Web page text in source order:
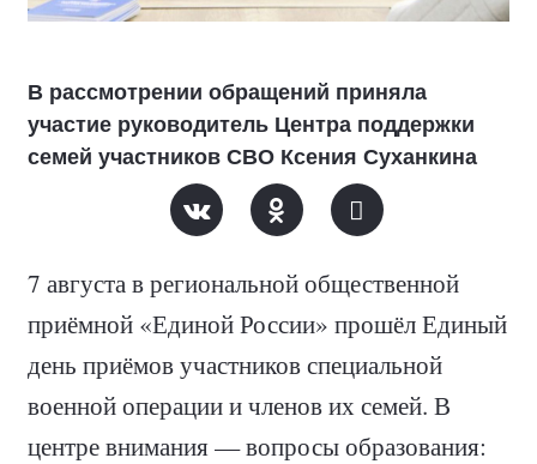
В рассмотрении обращений приняла
участие руководитель Центра поддержки
семей участников СВО Ксения Суханкина
7 августа в региональной общественной
приёмной «Единой России» прошёл Единый
день приёмов участников специальной
военной операции и членов их семей. В
центре внимания — вопросы образования: